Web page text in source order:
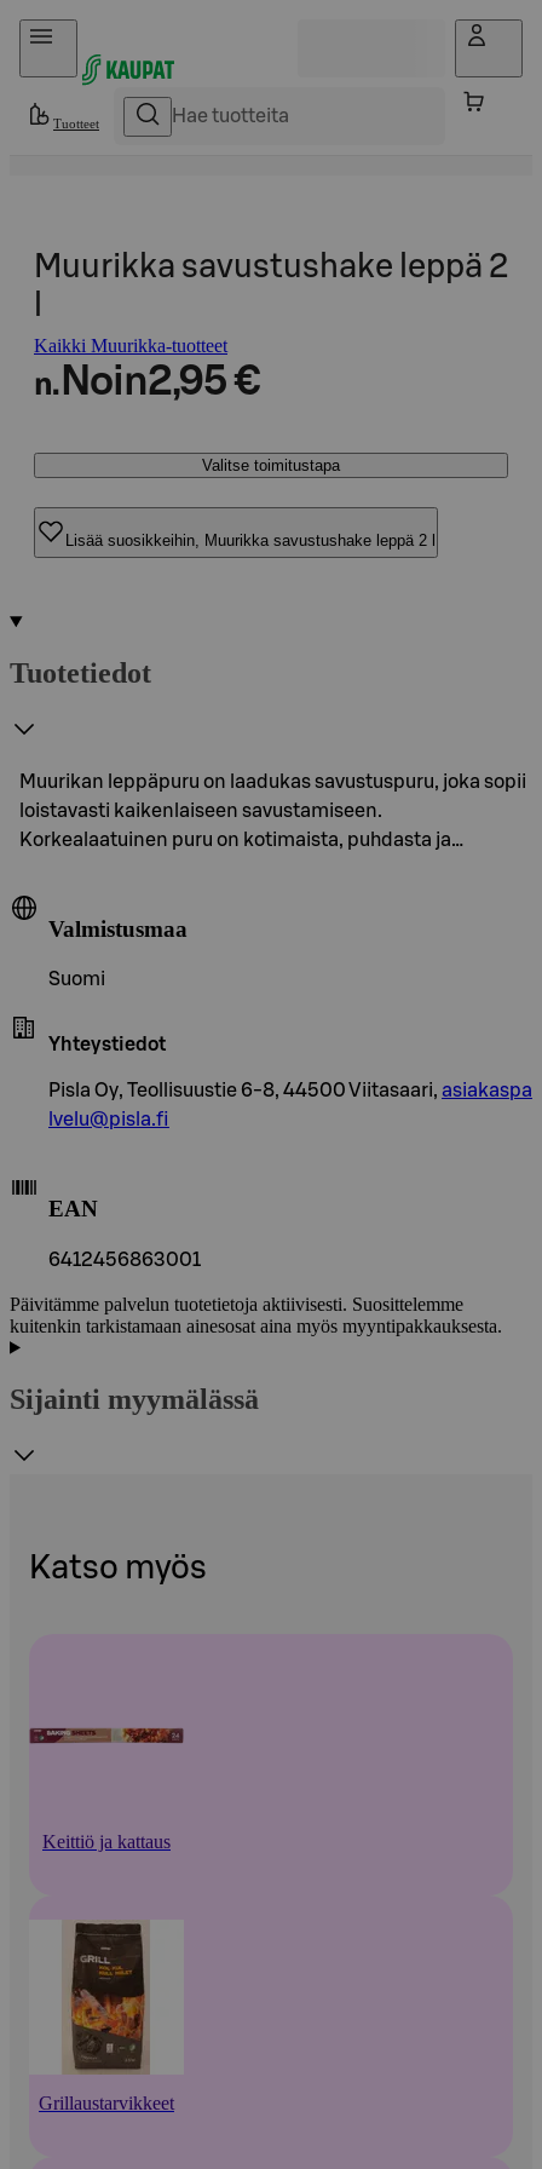
Hyppää sisältöön
Tuotteet
Muurikka savustushake leppä 2
Kaikki Muurikka-tuotteet
n. Noin2,95 €
Valitse toimitustapa
Lisää suosikkeihin, Muurikka savustushake leppä 2 l
Tuotetiedot
Muurikan leppäpuru on laadukas savustuspuru, joka sopii
loistavasti kaikenlaiseen savustamiseen.
Korkealaatuinen puru on kotimaista, puhdasta ja…
Valmistusmaa
Suomi
Yhteystiedot
Pisla Oy, Teollisuustie 6-8, 44500 Viitasaari, asiakaspa
lvelu@pisla.fi
EAN
6412456863001
Päivitämme palvelun tuotetietoja aktiivisesti. Suosittelemme
kuitenkin tarkistamaan ainesosat aina myös myyntipakkauksesta.
Sijainti myymälässä
Katso myös
Keittiö ja kattaus
Grillaustarvikkeet